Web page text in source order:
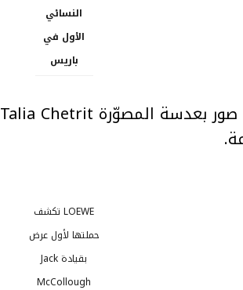
النسائي
الأول في
باريس
LOEWE تكشف
حملتها لأول عرض
بقيادة Jack
McCollough